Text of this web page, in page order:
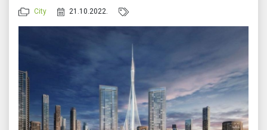
City 21.10.2022.